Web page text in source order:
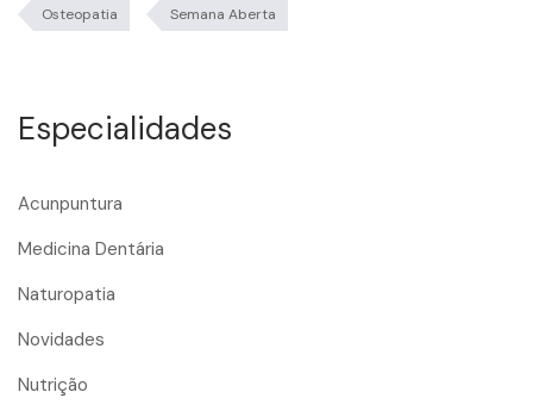
Osteopatia Semana Aberta
Especialidades
Acunpuntura
Medicina Dentária
Naturopatia
Novidades
Nutrição